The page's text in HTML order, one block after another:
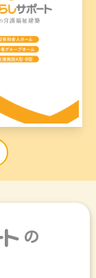
の